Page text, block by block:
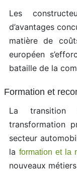
Les
d’avantages
matière de
européen
bataille de la
Formation et
La transition
transformation
secteur
laformation et la
nouveaux